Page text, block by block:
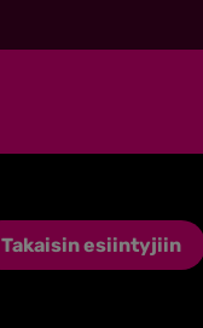
Takaisin esiintyjiin